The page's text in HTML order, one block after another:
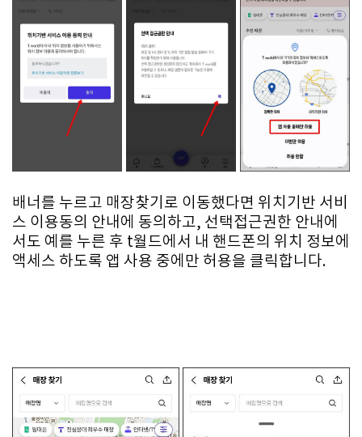
배너를 누르고 매장찾기로 이동했다면 위치기반 서비
스 이용동의 안내에 동의하고, 선택접근권한 안내에
서도 예를 누른 후 t월드에서 내 핸드폰의 위치 정보에
액세스 하도록 앱 사용 중에만 허용을 클릭합니다.